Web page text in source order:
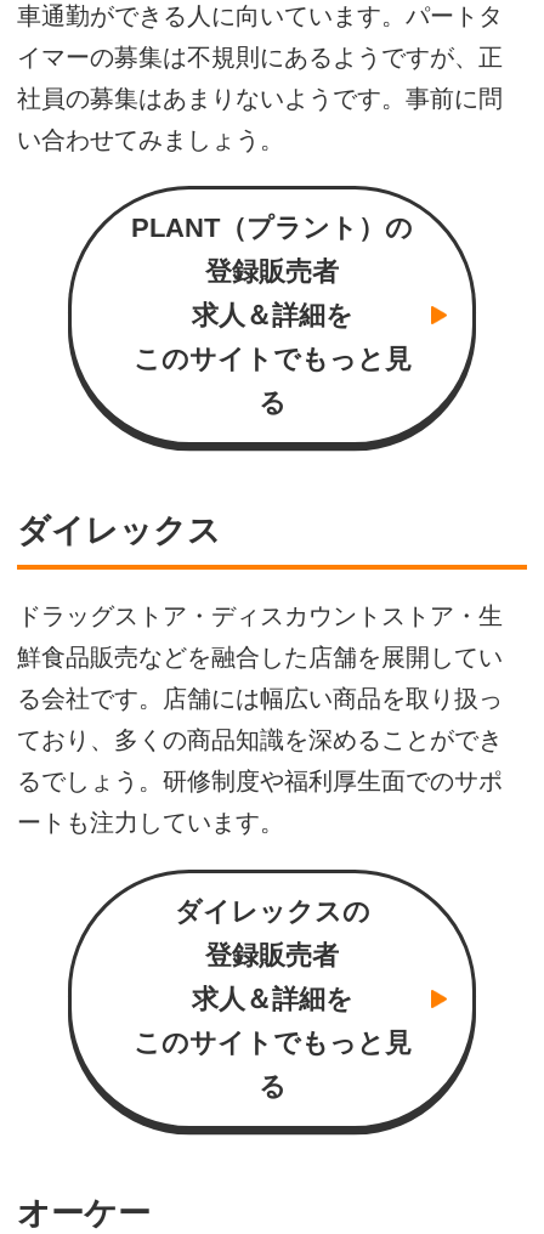
車通勤ができる人に向いています。パートタ
イマーの募集は不規則にあるようですが、正
社員の募集はあまりないようです。事前に問
い合わせてみましょう。
PLANT（プラント）の
登録販売者
求人＆詳細を
このサイトでもっと見
る
ダイレックス
ドラッグストア・ディスカウントストア・生
鮮食品販売などを融合した店舗を展開してい
る会社です。店舗には幅広い商品を取り扱っ
ており、多くの商品知識を深めることができ
るでしょう。研修制度や福利厚生面でのサポ
ートも注力しています。
ダイレックスの
登録販売者
求人＆詳細を
このサイトでもっと見
る
オーケー